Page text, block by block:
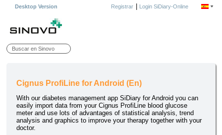
Desktop Version Registrar| Login SiDiary-Online
Cignus ProfiLine for Android (En)
With our diabetes management app SiDiary for Android you can
easily import data from your Cignus ProfiLine blood glucose
meter and use lots of advantages of statistical analysis, trend
analysis and graphics to improve your therapy together with your
doctor.